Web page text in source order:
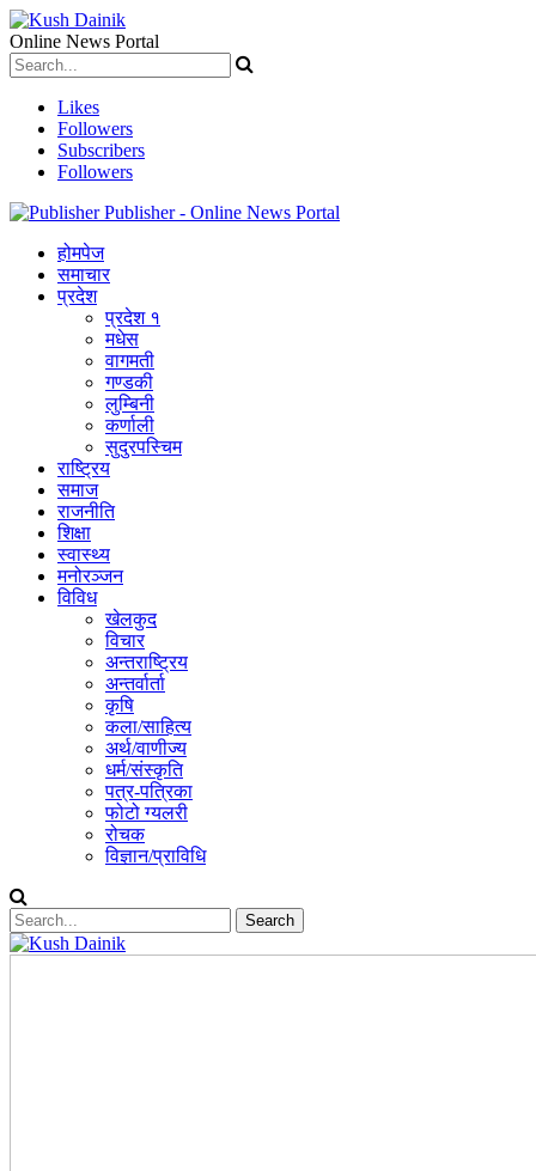
Online News Portal
Likes
Followers
Subscribers
Followers
Publisher - Online News Portal
होमपेज
समाचार
प्रदेश
प्रदेश १
मधेस
वागमती
गण्डकी
लुम्बिनी
कर्णाली
सुदुरपस्चिम
राष्ट्रिय
समाज
राजनीति
शिक्षा
स्वास्थ्य
मनोरञ्जन
विविध
खेलकुद
विचार
अन्तराष्ट्रिय
अन्तर्वार्ता
कृषि
कला/साहित्य
अर्थ/वाणीज्य
धर्म/संस्कृति
पत्र-पत्रिका
फोटो ग्यलरी
रोचक
विज्ञान/प्राविधि